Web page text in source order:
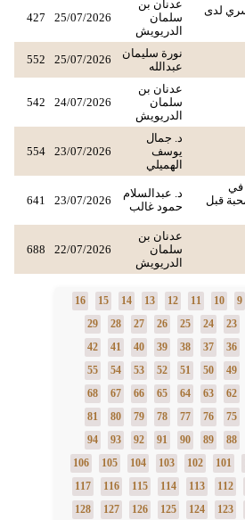
لدى
عدنان بن
سلمان
الدريويش
25/07/2026
427
نورة سليمان
عبدالله
25/07/2026
552
عدنان بن
سلمان
الدريويش
24/07/2026
542
د. جمال
يوسف
الهميلي
23/07/2026
554
في
قبل
د. عبدالسلام
حمود غالب
23/07/2026
641
عدنان بن
سلمان
الدريويش
22/07/2026
688
9
10
11
12
13
14
15
16
23
24
25
26
27
28
29
36
37
38
39
40
41
42
49
50
51
52
53
54
55
62
63
64
65
66
67
68
75
76
77
78
79
80
81
88
89
90
91
92
93
94
101
102
103
104
105
106
112
113
114
115
116
117
123
124
125
126
127
128